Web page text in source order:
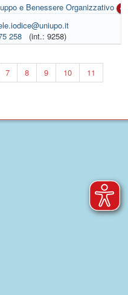
e Benessere Organizzativo
258
(int.: 9258)
7 8 9 10
11